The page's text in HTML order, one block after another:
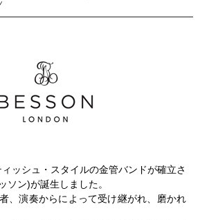
ッシュ・スタイルの金管バンドが確立さ
ソン)が誕生しました。
、演奏からによって受け継がれ、磨かれ